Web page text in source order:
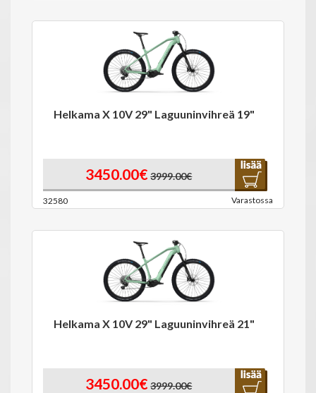
Helkama X 10V 29" Laguuninvihreä 19"
3450.00€ 3999.00€
32580 Varastossa
Helkama X 10V 29" Laguuninvihreä 21"
3450.00€ 3999.00€